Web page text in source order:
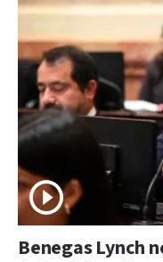
Benegas Lynch